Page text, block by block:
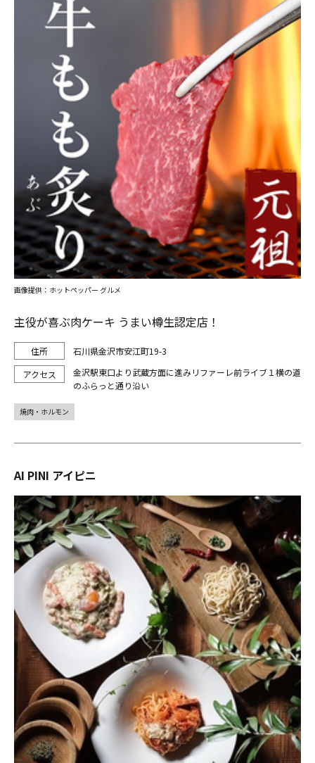
主役が喜ぶ肉ケーキ うまい樽生認定店！
石川県金沢市安江町19-3
金沢駅東口より武蔵方面に進みリファーレ前ライブ１横の道
のふらっと通り沿い
画像提供：ホットペッパー グルメ
焼肉・ホルモン
AI PINI アイピニ